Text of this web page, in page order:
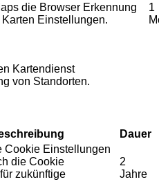
die Browser Erkennung
Einstellungen.
1
Kartendienst
von Standorten.
Dauer
Cookie Einstellungen
die Cookie
zukünftige
2
Jahre